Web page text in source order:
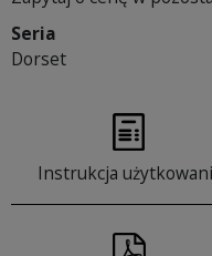
Seria
Dorset
Instrukcja